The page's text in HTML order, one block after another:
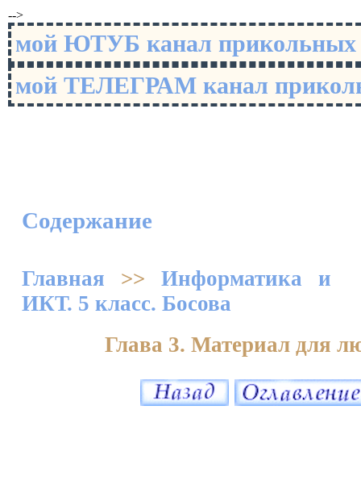
-->
мой ЮТУБ канал
мой ТЕЛЕГРАМ канал
Содержание
Главная >> Информатика и
ИКТ. 5 класс. Босова
Глава 3. Материал для